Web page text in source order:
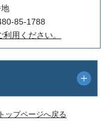
85-1788
用ください。
トップページへ戻る